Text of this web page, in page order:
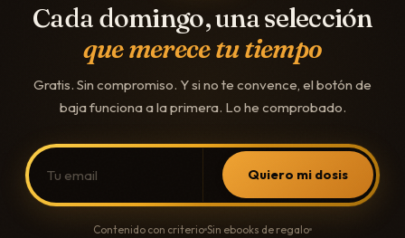
Cada domingo, una selección
que merece tu tiempo
Gratis. Sin compromiso. Y si no te convence, el botón de
baja funciona a la primera. Lo he comprobado.
Quiero mi dosis
Contenido con criterio Sin ebooks de regalo